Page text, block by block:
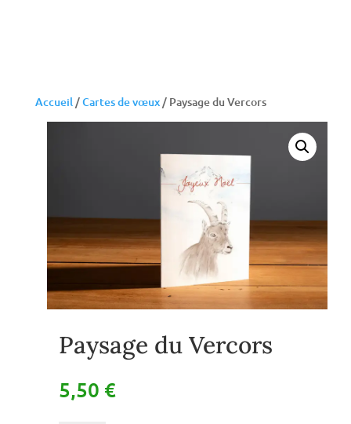
Accueil/Cartes de vœux/ Paysage du Vercors
Paysage du Vercors
5,50 €